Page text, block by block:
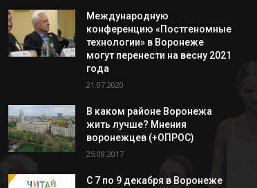
Международную
конференцию «Постгеномные
технологии» в Воронеже
могут перенести на весну 2021
года
21.07.2020
В каком районе Воронежа
жить лучше? Мнения
воронежцев (+ОПРОС)
25.08.2017
С 7 по 9 декабря в Воронеже